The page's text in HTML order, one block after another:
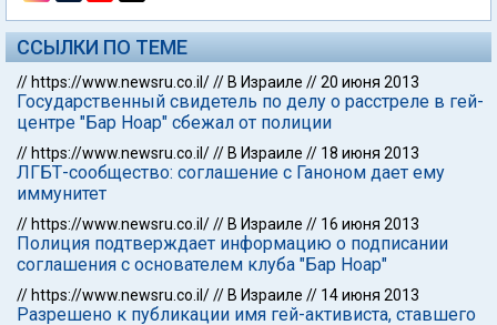
ССЫЛКИ ПО ТЕМЕ
// https://www.newsru.co.il/// В Израиле //20 июня 2013
Государственный свидетель по делу о расстреле в гей-
центре "Бар Ноар" сбежал от полиции
// https://www.newsru.co.il/// В Израиле // 18 июня 2013
ЛГБТ-сообщество: соглашение с Ганоном дает ему
иммунитет
// https://www.newsru.co.il/// В Израиле // 16 июня 2013
Полиция подтверждает информацию о подписании
соглашения с основателем клуба "Бар Ноар"
// https://www.newsru.co.il/// В Израиле // 14 июня 2013
Разрешено к публикации имя гей-активиста, ставшего